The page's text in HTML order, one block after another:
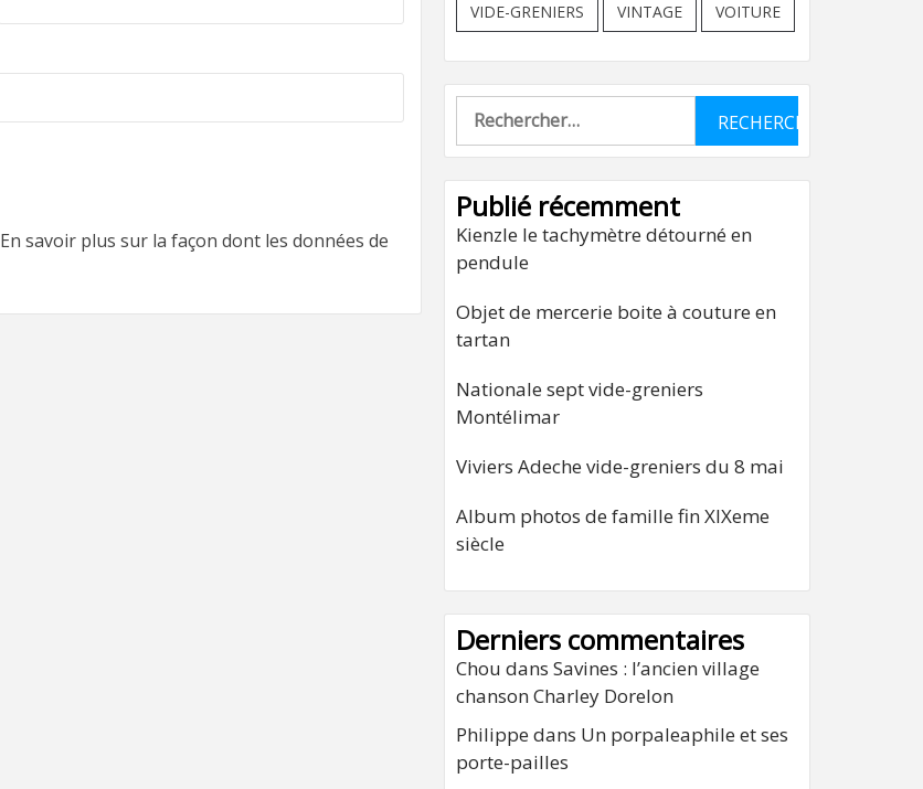
En savoir plus sur la façon dont les données de
VIDE-GRENIERS VINTAGE VOITURE
Rechercher :
Publié récemment
Kienzle le tachymètre détourné en
pendule
Objet de mercerie boite à couture en
tartan
Nationale sept vide-greniers
Montélimar
Viviers Adeche vide-greniers du 8 mai
Album photos de famille fin XIXeme
siècle
Derniers commentaires
Chou dans Savines : l’ancien village
chanson Charley Dorelon
Philippe dans Un porpaleaphile et ses
porte-pailles